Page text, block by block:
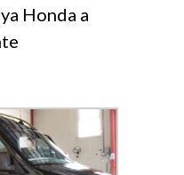
Honda a